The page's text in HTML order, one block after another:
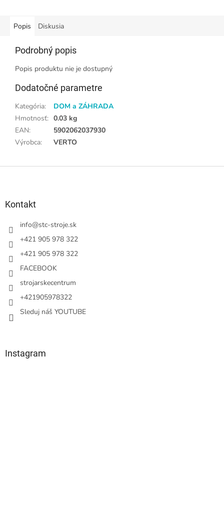
Popis Diskusia
Podrobný popis
Popis produktu nie je dostupný
Dodatočné parametre
Kategória:
DOM a ZÁHRADA
Hmotnosť: 0.03 kg
EAN:
5902062037930
Výrobca: VERTO
Kontakt
info@stc-stroje.sk
+421 905 978 322
+421 905 978 322
FACEBOOK
strojarskecentrum
+421905978322
Sleduj náš YOUTUBE
Instagram